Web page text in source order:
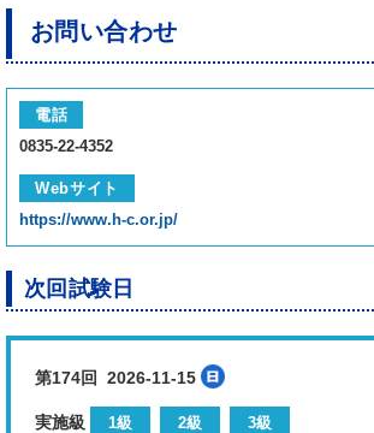
お問い合わせ
電話
0835-22-4352
Webサイト
https://www.h-c.or.jp/
次回試験日
第174回 2026-11-15
実施級 1級 2級 3級